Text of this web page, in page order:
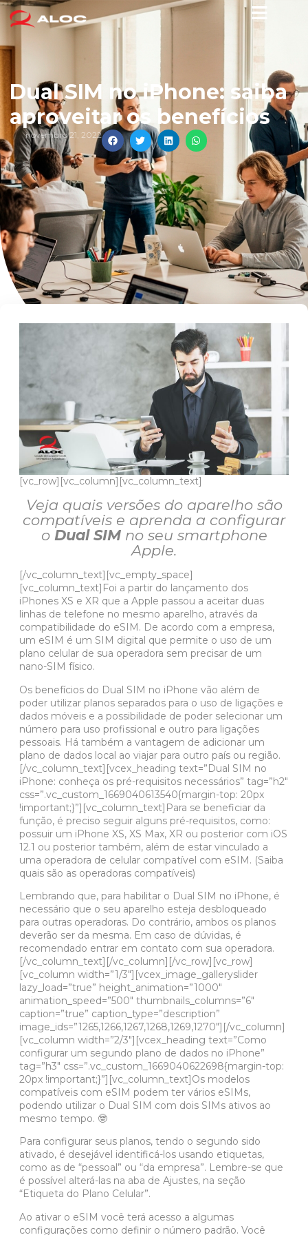
Dual SIM no iPhone: saiba
aproveitar os benefícios
novembro 21, 2022
[vc_row][vc_column][vc_column_text]
Veja quais versões do aparelho são
compatíveis e aprenda a configurar
o Dual SIMno seu smartphone
Apple.
[/vc_column_text][vc_empty_space]
[vc_column_text]Foi a partir do lançamento dos
iPhones XS e XR que a Apple passou a aceitar duas
linhas de telefone no mesmo aparelho, através da
compatibilidade do eSIM. De acordo com a empresa,
um eSIM é um SIM digital que permite o uso de um
plano celular de sua operadora sem precisar de um
nano-SIM físico.
Os benefícios do Dual SIM no iPhone vão além de
poder utilizar planos separados para o uso de ligações e
dados móveis e a possibilidade de poder selecionar um
número para uso profissional e outro para ligações
pessoais. Há também a vantagem de adicionar um
plano de dados local ao viajar para outro país ou região.
[/vc_column_text][vcex_heading text=”Dual SIM no
iPhone: conheça os pré-requisitos necessários” tag=”h2″
css=”.vc_custom_1669040613540{margin-top: 20px
!important;}”][vc_column_text]Para se beneficiar da
função, é preciso seguir alguns pré-requisitos, como:
possuir um iPhone XS, XS Max, XR ou posterior com iOS
12.1 ou posterior também, além de estar vinculado a
uma operadora de celular compatível com eSIM. (Saiba
quais são as operadoras compatíveis)
Lembrando que, para habilitar o Dual SIM no iPhone, é
necessário que o seu aparelho esteja desbloqueado
para outras operadoras. Do contrário, ambos os planos
deverão ser da mesma. Em caso de dúvidas, é
recomendado entrar em contato com sua operadora.
[/vc_column_text][/vc_column][/vc_row][vc_row]
[vc_column width=”1/3″][vcex_image_galleryslider
lazy_load=”true” height_animation=”1000″
animation_speed=”500″ thumbnails_columns=”6″
caption=”true” caption_type=”description”
image_ids=”1265,1266,1267,1268,1269,1270″][/vc_column]
[vc_column width=”2/3″][vcex_heading text=”Como
configurar um segundo plano de dados no iPhone”
tag=”h3″ css=”.vc_custom_1669040622698{margin-top:
20px !important;}”][vc_column_text]Os modelos
compatíveis com eSIM podem ter vários eSIMs,
podendo utilizar o Dual SIM com dois SIMs ativos ao
mesmo tempo. 🤓
Para configurar seus planos, tendo o segundo sido
ativado, é desejável identificá-los usando etiquetas,
como as de “pessoal” ou “da empresa”. Lembre-se que
é possível alterá-las na aba de Ajustes, na seção
“Etiqueta do Plano Celular”.
Ao ativar o eSIM você terá acesso a algumas
configurações como definir o número padrão. Você